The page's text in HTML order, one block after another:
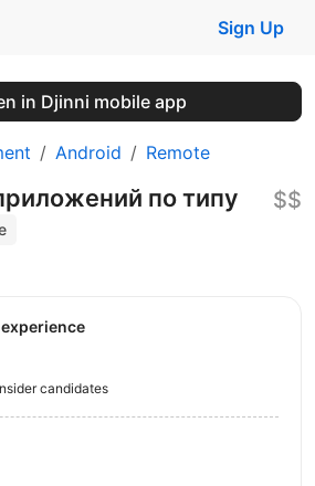
Sign Up
in Djinni mobile app
Android Remote
по типу
$$
experience
candidates